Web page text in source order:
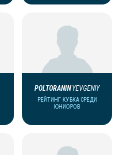
POLTORANINYEVGENIY
РЕЙТИНГ КУБКА СРЕДИ
ЮНИОРОВ